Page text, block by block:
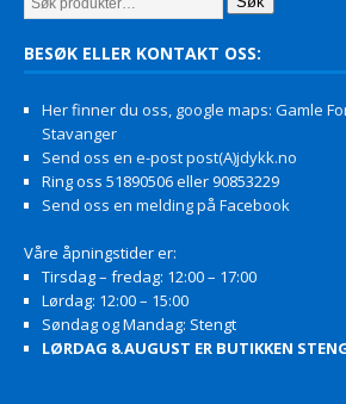
BESØK ELLER KONTAKT OSS:
Her finner du oss, google maps: Gamle
Stavanger
Send oss en e-post post(A)jdykk.no
Ring oss 51890506 eller 90853229
Send oss en melding på Facebook
Våre åpningstider er:
Tirsdag – fredag: 12:00 – 17:00
Lørdag: 12:00 – 15:00
Søndag og Mandag: Stengt
LØRDAG 8.AUGUST ER BUTIKKEN